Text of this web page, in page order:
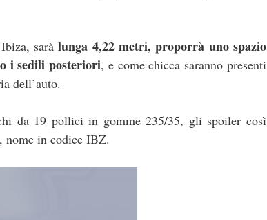
Ibiza, saràlunga 4,22 metri, proporrà uno spazio
i sedili posteriori, e come chicca saranno presenti
dell’auto.
da 19 pollici in gomme 235/35, gli spoiler così
nome in codice IBZ.